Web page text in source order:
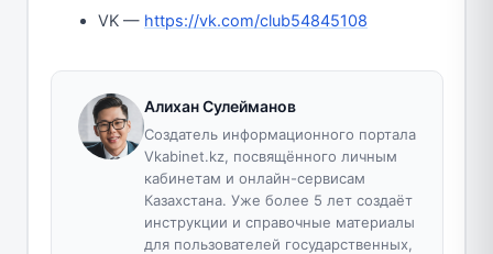
VK — https://vk.com/club54845108
Алихан Сулейманов
Создатель информационного портала
Vkabinet.kz, посвящённого личным
кабинетам и онлайн-сервисам
Казахстана. Уже более 5 лет создаёт
инструкции и справочные материалы
для пользователей государственных,